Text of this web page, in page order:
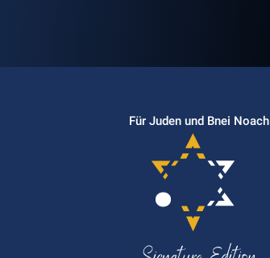
Für Juden und Bnei Noach